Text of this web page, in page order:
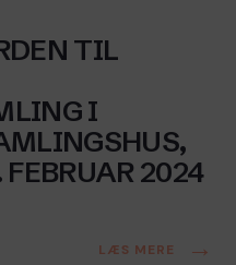
TIL
I
2024
LÆS MERE →